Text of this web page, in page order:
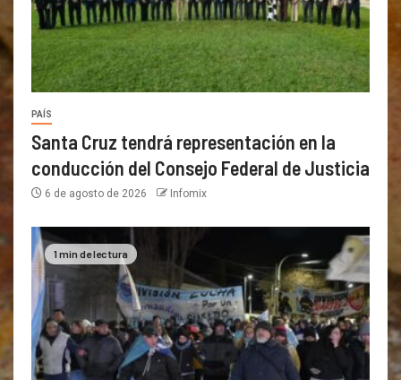
PAÍS
Santa Cruz tendrá representación en la
conducción del Consejo Federal de Justicia
6 de agosto de 2026 Infomix
1 min de lectura